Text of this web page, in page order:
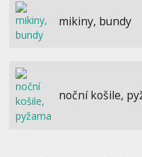
mikiny, bundy
noční košile,